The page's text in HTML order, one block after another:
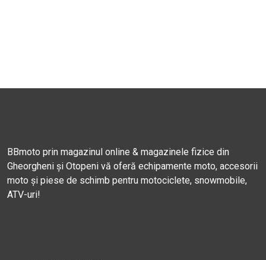
BBmoto prin magazinul online & magazinele fizice din
Gheorgheni și Otopeni vă oferă echipamente moto, accesorii
moto și piese de schimb pentru motociclete, snowmobile,
ATV-uri!